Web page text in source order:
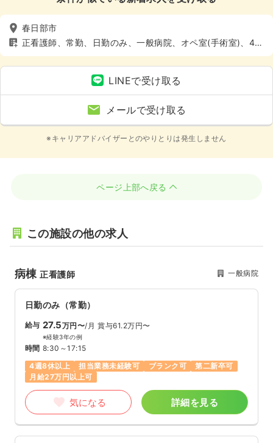
春日部市
正看護師、常勤、日勤のみ、一般病院、オペ室(手術室)、4週
8休以上
LINEで受け取る
メールで受け取る
※キャリアアドバイザーとのやりとりは発生しません
ページ上部へ戻る
この施設の他の求人
病棟正看護師 一般病院
日勤のみ（常勤）
給与 27.5万円〜/月 賞与61.2万円〜
※経験3年の例
時間 8:30～17:15
4週8休以上
担当業務未経験可 ブランク可
第二新卒可
月給27万円以上可
気になる 詳細を見る